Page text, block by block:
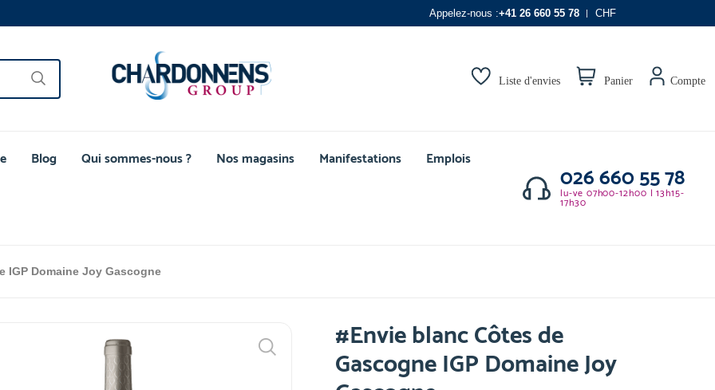
Appelez-nous :+41 26 660 55 78 CHF
Liste d'envies Panier Compte
Blog Qui sommes-nous ? Nos magasins Manifestations Emplois
026 660 55 78
lu-ve 07h00-12h00 | 13h15-
17h30
IGP Domaine Joy Gascogne
#Envie blanc Côtes de
Gascogne IGP Domaine Joy